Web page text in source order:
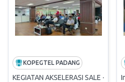
KOPEGTEL PADANG
KEGIATAN AKSELERASI SALE -